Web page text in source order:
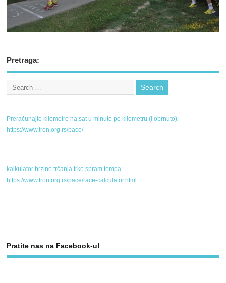
Pretraga:
Preračunajte kilometre na sat u minute po kilometru (i obrnuto):
https://www.tron.org.rs/pace/
kalkulator brzine trčanja trke spram tempa:
https://www.tron.org.rs/pace/race-calculator.html
Pratite nas na Facebook-u!